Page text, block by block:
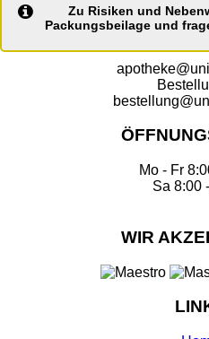
Zu Risiken und
Packungsbeilage und
Mo - Fr
Sa 8:00
WIR